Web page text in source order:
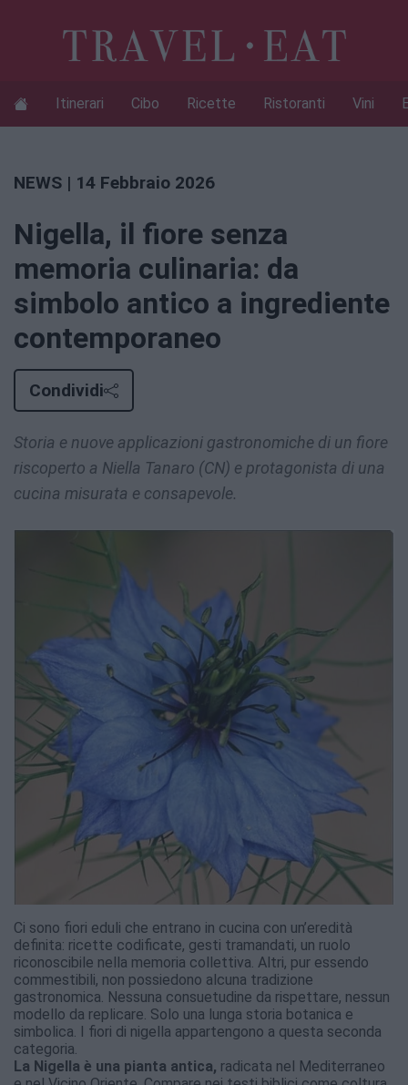
Itinerari Cibo Ricette Ristoranti Vini
NEWS | 14 Febbraio 2026
Nigella, il fiore senza
memoria culinaria: da
simbolo antico a ingrediente
contemporaneo
Condividi
Storia e nuove applicazioni gastronomiche di un fiore
riscoperto a Niella Tanaro (CN) e protagonista di una
cucina misurata e consapevole.
Ci sono fiori eduli che entrano in cucina con un’eredità
definita: ricette codificate, gesti tramandati, un ruolo
riconoscibile nella memoria collettiva. Altri, pur essendo
commestibili, non possiedono alcuna tradizione
gastronomica. Nessuna consuetudine da rispettare, nessun
modello da replicare. Solo una lunga storia botanica e
simbolica. I fiori di nigella appartengono a questa seconda
categoria.
La Nigella è una pianta antica, radicata nel Mediterraneo